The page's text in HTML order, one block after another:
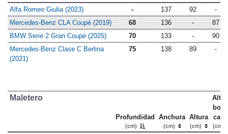
Alfa Romeo Giulia (2023) - 137 92
-
Mercedes-Benz CLA Coupé (2019)
68 136 -
87
BMW Serie 2 Gran Coupé (2025)
70 133 -
90
Mercedes-Benz Clase C Berlina
(2021)
75 138 89 -
Maletero
Profundidad
(cm)
Anchura
(cm)
Altura
(cm) (cm)